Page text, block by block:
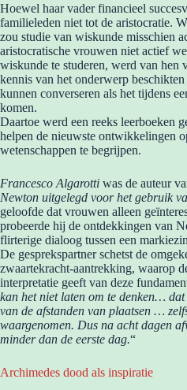
Hoewel haar vader financieel
familieleden niet tot de aristocratie.
zou studie van wiskunde misschien
aristocratische vrouwen niet actief
wiskunde te studeren, werd van hen
kennis van het onderwerp
kunnen converseren als het tijdens
komen.
Daartoe werd een reeks leerboeken
helpen de nieuwste ontwikkelingen
wetenschappen te begrijpen.
Francesco Algarotti was de auteur
Newton uitgelegd voor het gebruik
geloofde dat vrouwen alleen
probeerde hij de ontdekkingen van
flirterige dialoog tussen een
De gesprekspartner schetst de
zwaartekracht-aantrekking, waarop
interpretatie geeft van deze
kan het niet laten om te denken…
van de afstanden van plaatsen …
waargenomen. Dus na acht dagen
minder dan de eerste dag.“
Archimedes dood als inspiratie